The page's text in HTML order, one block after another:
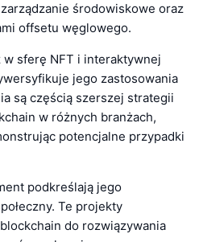
środowiskowe oraz
offsetu węglowego.
w sferę NFT i interaktywnej
jego zastosowania
są częścią szerszej strategii
w różnych branżach,
potencjalne przypadki
podkreślają jego
Te projekty
do rozwiązywania